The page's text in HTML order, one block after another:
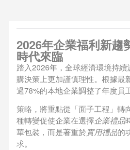
2026年企業福利新趨
時代來臨
踏入2026年，全球經濟環境持
購決策上更加謹慎理性。根據最
過78%的本地企業調整了年度員
策略，將重點從「面子工程」轉
種轉變促使企業在選擇企業禮品
華包裝，而是著重於實用禮品的
求。